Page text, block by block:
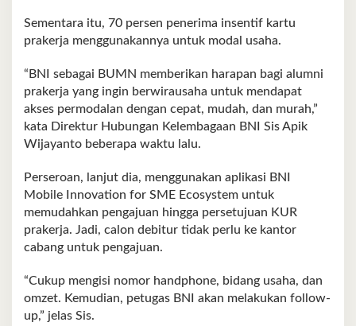
Sementara itu, 70 persen penerima insentif kartu
prakerja menggunakannya untuk modal usaha.
“BNI sebagai BUMN memberikan harapan bagi alumni
prakerja yang ingin berwirausaha untuk mendapat
akses permodalan dengan cepat, mudah, dan murah,”
kata Direktur Hubungan Kelembagaan BNI Sis Apik
Wijayanto beberapa waktu lalu.
Perseroan, lanjut dia, menggunakan aplikasi BNI
Mobile Innovation for SME Ecosystem untuk
memudahkan pengajuan hingga persetujuan KUR
prakerja. Jadi, calon debitur tidak perlu ke kantor
cabang untuk pengajuan.
“Cukup mengisi nomor handphone, bidang usaha, dan
omzet. Kemudian, petugas BNI akan melakukan follow-
up,” jelas Sis.